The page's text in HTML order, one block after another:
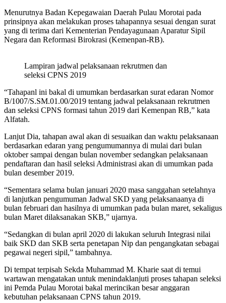
Menurutnya Badan Kepegawaian Daerah Pulau Morotai pada
prinsipnya akan melakukan proses tahapannya sesuai dengan surat
yang di terima dari Kementerian Pendayagunaan Aparatur Sipil
Negara dan Reformasi Birokrasi (Kemenpan-RB).
Lampiran jadwal pelaksanaan rekrutmen dan
seleksi CPNS 2019
“Tahapanl ini bakal di umumkan berdasarkan surat edaran Nomor
B/1007/S.SM.01.00/2019 tentang jadwal pelaksanaan rekrutmen
dan seleksi CPNS formasi tahun 2019 dari Kemenpan RB,” kata
Alfatah.
Lanjut Dia, tahapan awal akan di sesuaikan dan waktu pelaksanaan
berdasarkan edaran yang pengumumannya di mulai dari bulan
oktober sampai dengan bulan november sedangkan pelaksanaan
pendaftaran dan hasil seleksi Administrasi akan di umumkan pada
bulan desember 2019.
“Sementara selama bulan januari 2020 masa sanggahan setelahnya
di lanjutkan pengumuman Jadwal SKD yang pelaksanaanya di
bulan februari dan hasilnya di umumkan pada bulan maret, sekaligus
bulan Maret dilaksanakan SKB,” ujarnya.
“Sedangkan di bulan april 2020 di lakukan seluruh Integrasi nilai
baik SKD dan SKB serta penetapan Nip dan pengangkatan sebagai
pegawai negeri sipil,” tambahnya.
Di tempat terpisah Sekda Muhammad M. Kharie saat di temui
wartawan mengatakan untuk menindaklanjuti proses tahapan seleksi
ini Pemda Pulau Morotai bakal merincikan besar anggaran
kebutuhan pelaksanaan CPNS tahun 2019.